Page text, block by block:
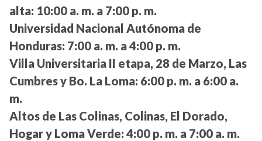
alta: 10:00 a. m. a 7:00 p. m.
Universidad Nacional Autónoma de
Honduras: 7:00 a. m. a 4:00 p. m.
Villa Universitaria II etapa, 28 de Marzo, Las
Cumbres y Bo. La Loma: 6:00 p. m. a 6:00 a.
m.
Altos de Las Colinas, Colinas, El Dorado,
Hogar y Loma Verde: 4:00 p. m. a 7:00 a. m.